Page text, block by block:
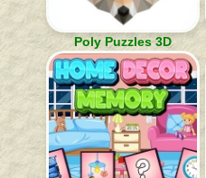
Poly Puzzles 3D